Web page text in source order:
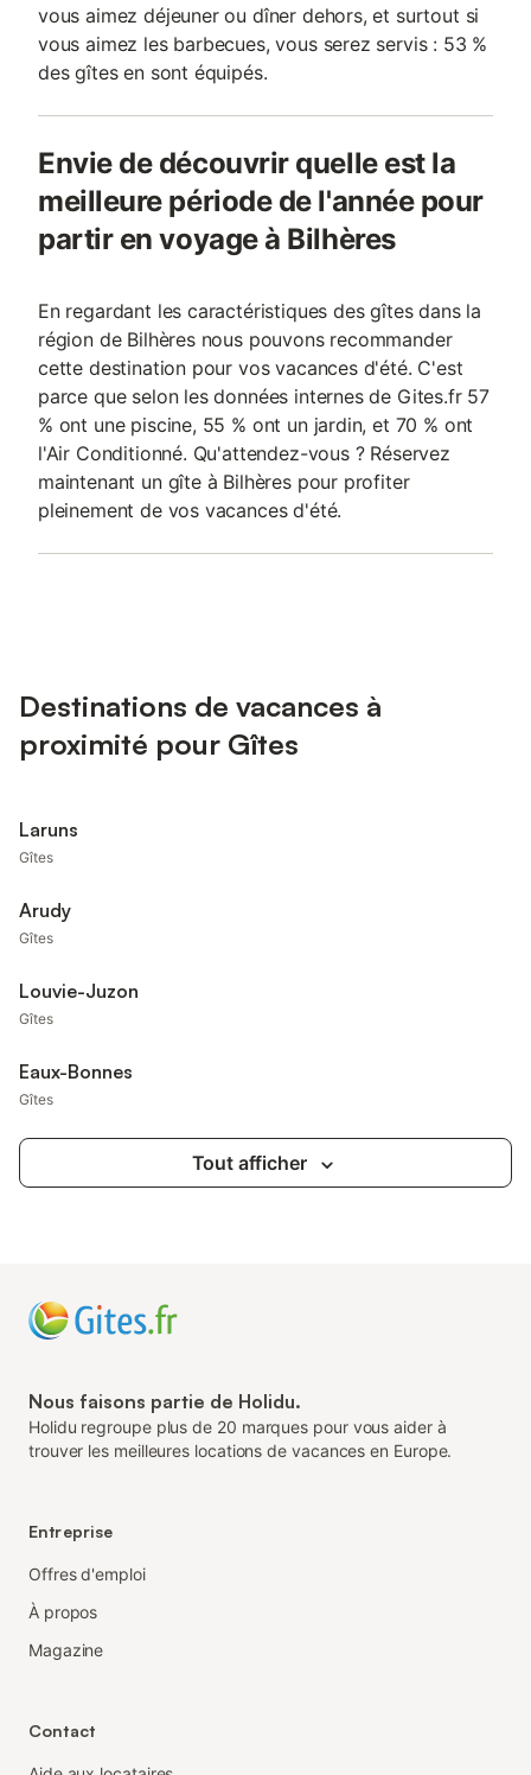
vous aimez déjeuner ou dîner dehors, et surtout si
vous aimez les barbecues, vous serez servis : 53 %
des gîtes en sont équipés.
Envie de découvrir quelle est la
meilleure période de l'année pour
partir en voyage à Bilhères
En regardant les caractéristiques des gîtes dans la
région de Bilhères nous pouvons recommander
cette destination pour vos vacances d'été. C'est
parce que selon les données internes de Gites.fr 57
% ont une piscine, 55 % ont un jardin, et 70 % ont
l'Air Conditionné. Qu'attendez-vous ? Réservez
maintenant un gîte à Bilhères pour profiter
pleinement de vos vacances d'été.
Destinations de vacances à
proximité pour Gîtes
Laruns
Gîtes
Arudy
Gîtes
Louvie-Juzon
Gîtes
Eaux-Bonnes
Gîtes
Tout afficher
Nous faisons partie de Holidu.
Holidu regroupe plus de 20 marques pour vous aider à
trouver les meilleures locations de vacances en Europe.
Entreprise
Offres d'emploi
À propos
Magazine
Contact